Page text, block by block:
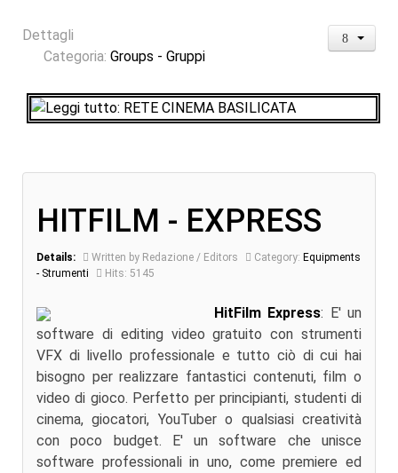
Dettagli
Categoria: Groups - Gruppi
HITFILM - EXPRESS
Details: Written by Redazione / Editors Category: Equipments
- Strumenti
Hits: 5145
HitFilm Express: E' un
software di editing video gratuito con strumenti
VFX di livello professionale e tutto ciò di cui hai
bisogno per realizzare fantastici contenuti, film o
video di gioco. Perfetto per principianti, studenti di
cinema, giocatori, YouTuber o qualsiasi creatività
con poco budget. E' un software che unisce
software professionali in uno, come premiere ed